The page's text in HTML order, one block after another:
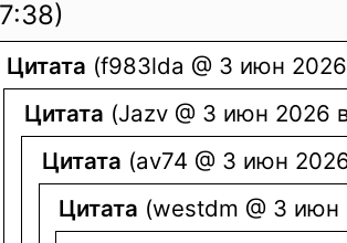
Цитата (f983lda @ 3 июн
Цитата (Jazv @ 3 июн 2026
Цитата (av74 @ 3 июн
Цитата (westdm @ 3 июн